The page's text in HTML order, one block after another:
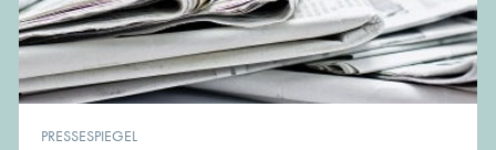
PRESSESPIEGEL